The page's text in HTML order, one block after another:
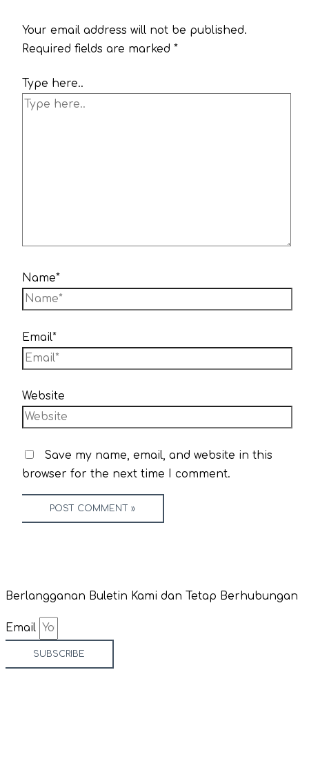
Your email address will not be published.
Required fields are marked *
Type here..
Name*
Email*
Website
Save my name, email, and website in this
browser for the next time I comment.
Berlangganan Buletin Kami dan Tetap Berhubungan
Email
SUBSCRIBE